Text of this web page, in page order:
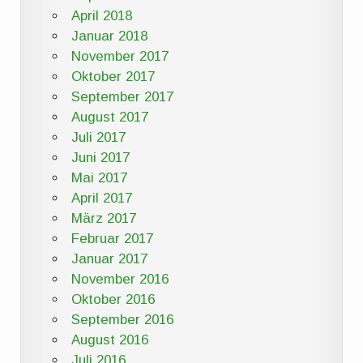
April 2018
Januar 2018
November 2017
Oktober 2017
September 2017
August 2017
Juli 2017
Juni 2017
Mai 2017
April 2017
März 2017
Februar 2017
Januar 2017
November 2016
Oktober 2016
September 2016
August 2016